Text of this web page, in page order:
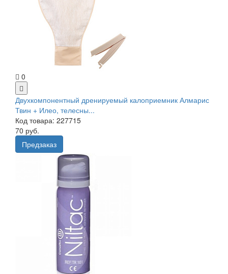
0
Двухкомпонентный дренируемый калоприемник Алмарис
Твин + Илео, телесны...
Код товара: 227715
70 руб.
Предзаказ